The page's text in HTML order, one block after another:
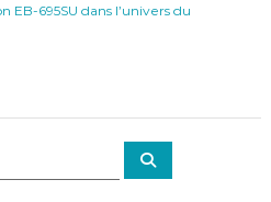
EB-695SU dans l’univers du
R